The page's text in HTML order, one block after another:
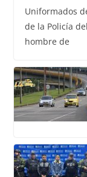
Uniformados
de la Policía
hombre de